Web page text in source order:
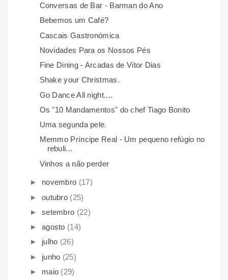
Conversas de Bar - Barman do Ano
Bebemos um Café?
Cascais Gastronómica
Novidades Para os Nossos Pés
Fine Dining - Arcadas de Vitor Dias
Shake your Christmas.
Go Dance All night....
Os "10 Mandamentos" do chef Tiago Bonito
Uma segunda pele.
Memmo Príncipe Real - Um pequeno refúgio no
rebuli...
Vinhos a não perder
► novembro (17)
► outubro (25)
► setembro (22)
► agosto (14)
► julho (26)
► junho (25)
► maio (29)